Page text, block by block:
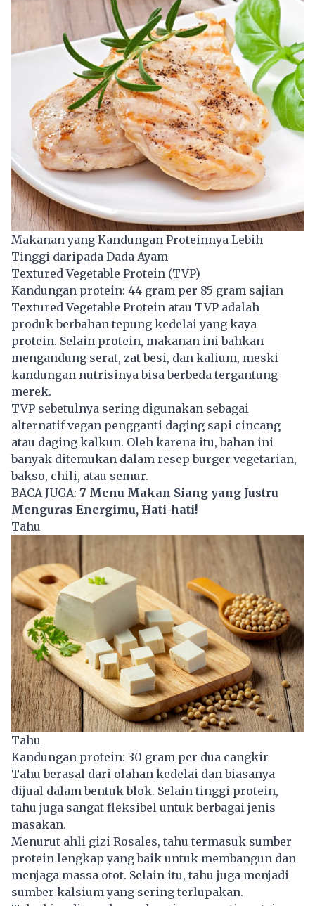
Makanan yang Kandungan Proteinnya Lebih
Tinggi daripada Dada Ayam
Textured Vegetable Protein (TVP)
Kandungan protein: 44 gram per 85 gram sajian
Textured Vegetable Protein atau TVP adalah
produk berbahan tepung kedelai yang kaya
protein. Selain protein, makanan ini bahkan
mengandung serat, zat besi, dan kalium, meski
kandungan nutrisinya bisa berbeda tergantung
merek.
TVP sebetulnya sering digunakan sebagai
alternatif vegan pengganti daging sapi cincang
atau daging kalkun. Oleh karena itu, bahan ini
banyak ditemukan dalam resep burger vegetarian,
bakso, chili, atau semur.
BACA JUGA: 7 Menu Makan Siang yang Justru
Menguras Energimu, Hati-hati!
Tahu
Tahu
Kandungan protein: 30 gram per dua cangkir
Tahu berasal dari olahan kedelai dan biasanya
dijual dalam bentuk blok. Selain tinggi protein,
tahu juga sangat fleksibel untuk berbagai jenis
masakan.
Menurut ahli gizi Rosales, tahu termasuk sumber
protein lengkap yang baik untuk membangun dan
menjaga massa otot. Selain itu, tahu juga menjadi
sumber kalsium yang sering terlupakan.